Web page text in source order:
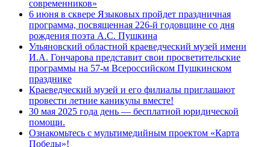
современников»
6 июня в сквере Языковых пройдет праздничная
программа, посвященная 226-й годовщине со дня
рождения поэта А.С. Пушкина
Ульяновский областной краеведческий музей имени
И.А. Гончарова представит свои просветительские
программы на 57-м Всероссийском Пушкинском
празднике
Краеведческий музей и его филиалы приглашают
провести летние каникулы вместе!
30 мая 2025 года день — бесплатной юридической
помощи.
Ознакомьтесь с мультимедийным проектом «Карта
Победы»!